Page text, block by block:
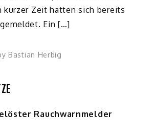
kurzer Zeit hatten sich bereits
Ein […]
Bastian Herbig
Rauchwarnmelder